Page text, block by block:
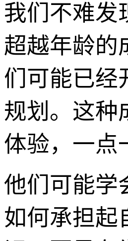
我们不难发
超越年龄的
们可能已经
规划。这种
体验，一点
他们可能学
如何承担起